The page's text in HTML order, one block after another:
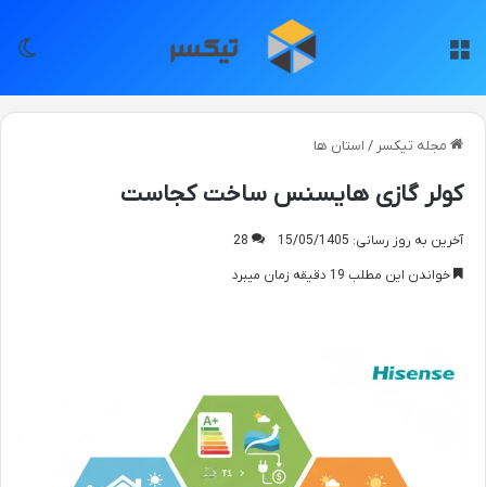
مجله تیکسر / استان ها
کولر گازی هایسنس ساخت کجاست
آخرین به روز رسانی: 15/05/1405
28
خواندن این مطلب 19 دقیقه زمان میبرد